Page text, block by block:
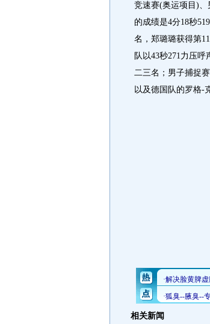
竞速赛(奥运项目)
的成绩是4分18秒
名，郑璐璐获得第
队以43秒271力压
二三名；男子捕捉
以及德国队的罗格-
相关新闻